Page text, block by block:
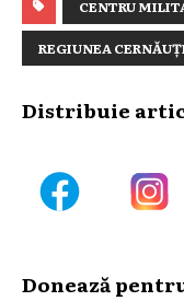
CENTRU
REGIUNEA
Distribuie
Donează